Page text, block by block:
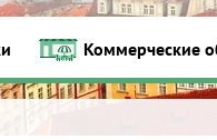
Коммерческие объекты
Коммерческие